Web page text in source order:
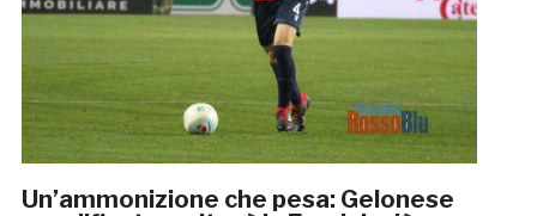
Un’ammonizione che pesa: Gelonese